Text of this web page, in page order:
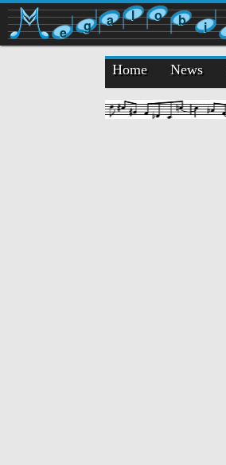
e g a l o b i
Home News